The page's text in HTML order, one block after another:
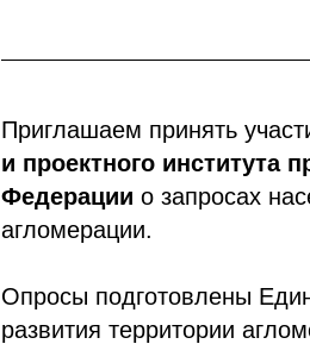
Приглашаем принять
и проектного института
Федерации о запросах
агломерации.
Опросы подготовлены
развития территории